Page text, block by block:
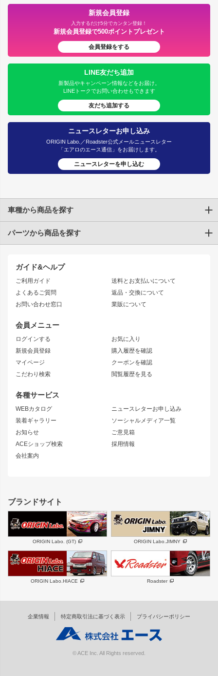
新規会員登録
入力するだけ5分でカンタン登録！
新規会員登録で500ポイントプレゼント
会員登録をする
LINE友だち追加
新製品やキャンペーン情報などをお届け。
LINEトークでお問い合わせもできます
友だち追加する
ニュースレターお申し込み
ORIGIN Labo.／Roadster公式メールニュースレター
「エアロのエース通信」をお届けします。
ニュースレターを申し込む
ガイド&ヘルプ
ご利用ガイド
よくあるご質問
お問い合わせ窓口
送料とお支払いについて
返品・交換について
業販について
会員メニュー
ログインする
新規会員登録
マイページ
こだわり検索
お気に入り
購入履歴を確認
クーポンを確認
閲覧履歴を見る
各種サービス
WEBカタログ
装着ギャラリー
お知らせ
ACEショップ検索
会社案内
ニュースレターお申し込み
ソーシャルメディア一覧
ご意見箱
採用情報
車種から商品を探す
トヨタ
JZX90 CHASER
JZX110 MARK II
JZX100 MARK II
JZX90 MARK II
トレノ
マークX
アリスト
ソアラ
アルテッツァ
ニッサン
S15 シルビア
S14 シルビア 後期
S13 シルビア
180SX
シルエイティ
ワンビア
ローレル
セフィーロ
キャラバン
スズキ
GS350
SC
スバル 三菱
デリカ D:5
軽自動車 汎用
パーツから商品を探す
エアロシリーズ
ドリフトライン
風神
雷神
レーシングライン
アタックライン
ストリームライン
リアウイング
ジムニーパーツ
ホイール
MUD-S7
MUD-SR7
まつど家 鉄漢
ボンネット
フェンダー
サイドパーツ
リアゲート
メンテナンスパーツ
ハイエースパーツ
ホイール
DAYTONA-RS
DAYTONA-RS NEO
エアロシリーズ
RUGGER MODEL
DTM:exclusive
オーバーフェンダー
ワイパーガード
ブランドサイト
ORIGIN Labo. (GT) ORIGIN Labo.JIMNY
ORIGIN Labo.HIACE Roadster
企業情報 特定商取引法に基づく表示 プライバシーポリシー
© ACE Inc. All Rights reserved.